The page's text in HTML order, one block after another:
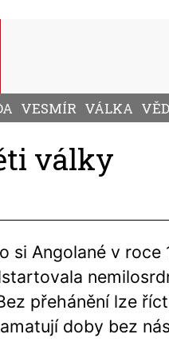
VESMÍR VÁLKA
války
si Angolané v roce
přehánění lze
doby bez